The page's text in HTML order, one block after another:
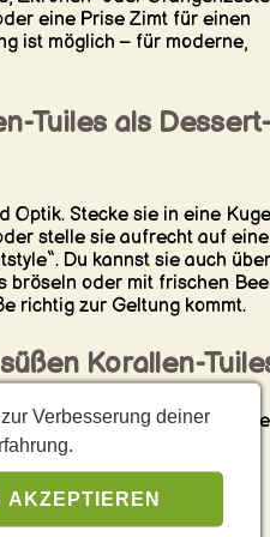
eine Prise Zimt für einen
ist möglich – für moderne,
Tuiles als Dessert-
Optik. Stecke sie in eine
stelle sie aufrecht auf eine
Du kannst sie auch über
bröseln oder mit frischen
richtig zur Geltung kommt.
Korallen-
Korallen-Tuiles
Perfekte Kombis sind:
Creme
Verbesserung deiner